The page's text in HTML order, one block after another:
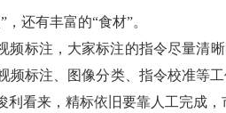
还有丰富的“食材”。
频标注，大家标注的指令尽量清
频标注、图像分类、指令校准等
看来，精标依旧要靠人工完成